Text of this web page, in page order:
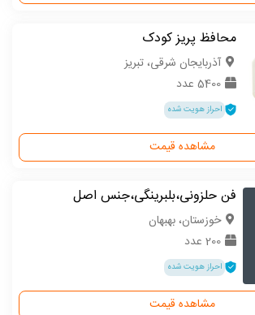
محافظ پریز کودک
آذربایجان شرقی، تبریز
5400 عدد
احراز هویت شده
مشاهده قیمت
فن حلزونی،بلبرینگی،جنس اصل
خوزستان، بهبهان
200 عدد
احراز هویت شده
مشاهده قیمت